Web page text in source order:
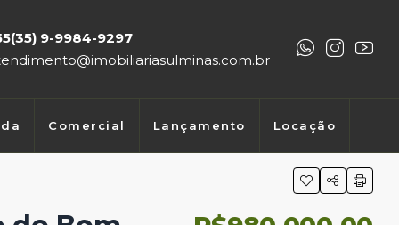
9-9984-9297
Comercial Lançamento Locação